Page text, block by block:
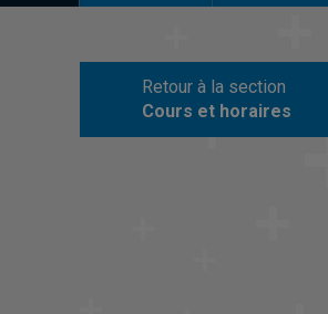
Retour à la section
Cours et horaires